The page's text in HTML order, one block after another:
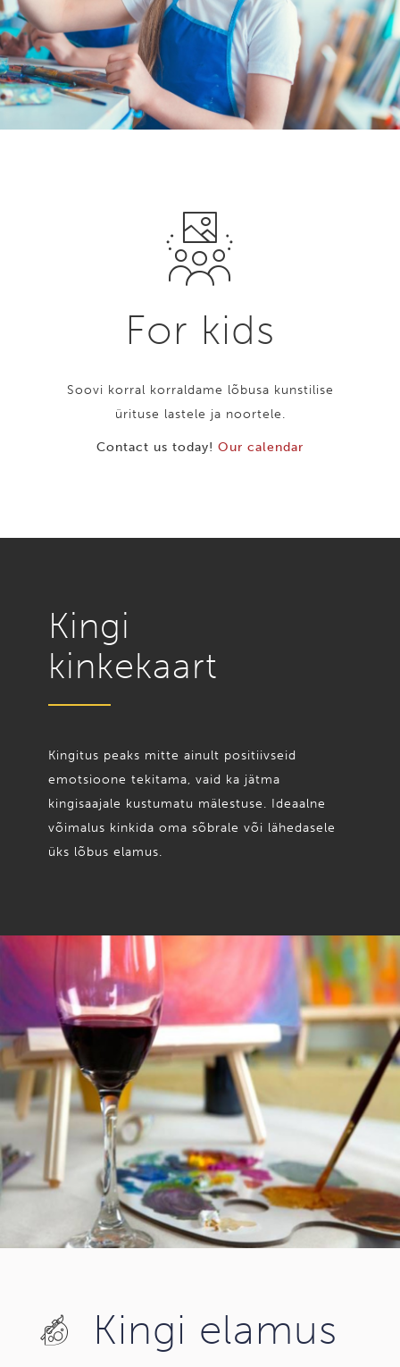
For kids
Soovi korral korraldame lõbusa kunstilise
ürituse lastele ja noortele.
Contact us today! Our calendar
Kingi
kinke­kaart
Kingitus peaks mitte ainult positiivseid
emotsioone tekitama, vaid ka jätma
kingisaajale kustumatu mälestuse. Ideaalne
võimalus kinkida oma sõbrale või lähedasele
üks lõbus elamus.
Kingi elamus